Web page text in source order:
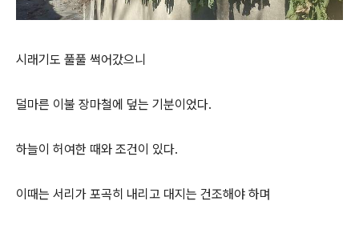
시래기도 풀풀 썩어갔으니
덜마른 이불 장마철에 덮는 기분이었다.
하늘이 허여한 때와 조건이 있다.
이때는 서리가 포곡히 내리고 대지는 건조해야 하며